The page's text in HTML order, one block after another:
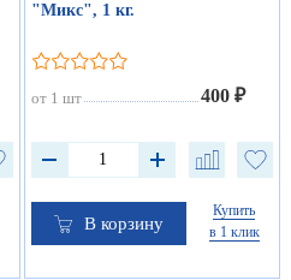
"Микс", 1 кг.
от 1 шт 400 ₽
В корзину
Купить
в 1 клик